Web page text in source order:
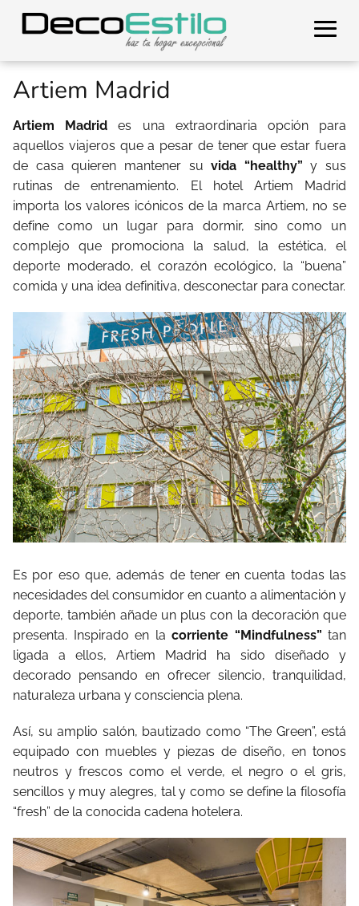
Artiem Madrid
Artiem Madrid es una extraordinaria opción para
aquellos viajeros que a pesar de tener que estar fuera
de casa quieren mantener su vida “healthy”y sus
rutinas de entrenamiento. El hotel Artiem Madrid
importa los valores icónicos de la marca Artiem, no se
define como un lugar para dormir, sino como un
complejo que promociona la salud, la estética, el
deporte moderado, el corazón ecológico, la “buena”
comida y una idea definitiva, desconectar para conectar.
Es por eso que, además de tener en cuenta todas las
necesidades del consumidor en cuanto a alimentación y
deporte, también añade un plus con la decoración que
presenta. Inspirado en la corriente “Mindfulness” tan
ligada a ellos, Artiem Madrid ha sido diseñado y
decorado pensando en ofrecer silencio, tranquilidad,
naturaleza urbana y consciencia plena.
Así, su amplio salón, bautizado como “The Green”, está
equipado con muebles y piezas de diseño, en tonos
neutros y frescos como el verde, el negro o el gris,
sencillos y muy alegres, tal y como se define la filosofía
“fresh” de la conocida cadena hotelera.